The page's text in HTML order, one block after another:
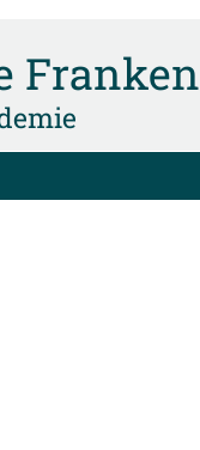
Franken